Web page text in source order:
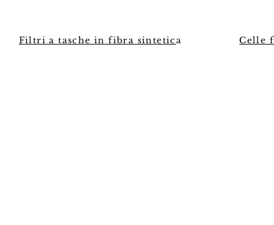
Filtri a tasche in fibra sintetica Celle